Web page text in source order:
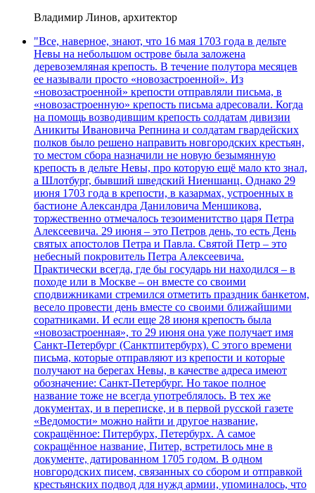
Владимир Линов, архитектор
"Все, наверное, знают, что 16 мая 1703 года в дельте
Невы на небольшом острове была заложена
деревоземляная крепость. В течение полутора месяцев
ее называли просто «новозастроенной». Из
«новозастроенной» крепости отправляли письма, в
«новозастроенную» крепость письма адресовали. Когда
на помощь возводившим крепость солдатам дивизии
Аникиты Ивановича Репнина и солдатам гвардейских
полков было решено направить новгородских крестьян,
то местом сбора назначили не новую безымянную
крепость в дельте Невы, про которую ещё мало кто знал,
а Шлотбург, бывший шведский Ниеншанц. Однако 29
июня 1703 года в крепости, в казармах, устроенных в
бастионе Александра Даниловича Меншикова,
торжественно отмечалось тезоименитство царя Петра
Алексеевича. 29 июня – это Петров день, то есть День
святых апостолов Петра и Павла. Святой Петр – это
небесный покровитель Петра Алексеевича.
Практически всегда, где бы государь ни находился – в
походе или в Москве – он вместе со своими
сподвижниками стремился отметить праздник банкетом,
весело провести день вместе со своими ближайшими
соратниками. И если еще 28 июня крепость была
«новозастроенная», то 29 июня она уже получает имя
Санкт-Петербург (Санктпитербурх). С этого времени
письма, которые отправляют из крепости и которые
получают на берегах Невы, в качестве адреса имеют
обозначение: Санкт-Петербург. Но такое полное
название тоже не всегда употреблялось. В тех же
документах, и в переписке, и в первой русской газете
«Ведомости» можно найти и другое название,
сокращённое: Питербурх, Петербурх. А самое
сокращённое название, Питер, встретилось мне в
документе, датированном 1705 годом. В одном
новгородских писем, связанных со сбором и отправкой
крестьянских подвод для нужд армии, упоминалось, что